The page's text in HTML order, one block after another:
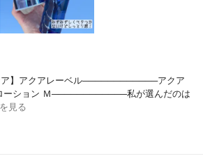
ア】アクアレーベル────────────アクア
ーション Ｍ────────────私が選んだのは
見る